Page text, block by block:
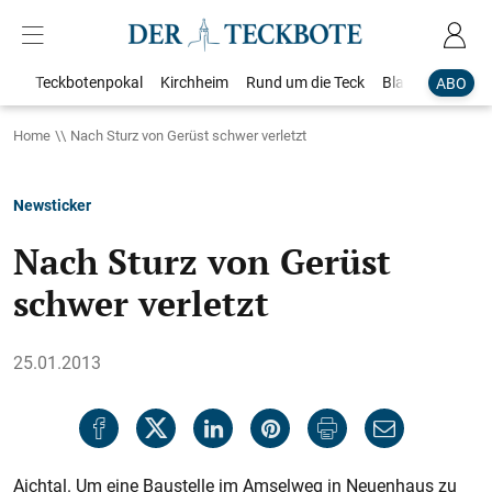
ABO
Teckbotenpokal Kirchheim Rund um die Teck Blaulicht
Home Nach Sturz von Gerüst schwer verletzt
Newsticker
Nach Sturz von Gerüst
schwer verletzt
25.01.2013
Aichtal. Um eine Baustelle im Amselweg in Neuenhaus zu